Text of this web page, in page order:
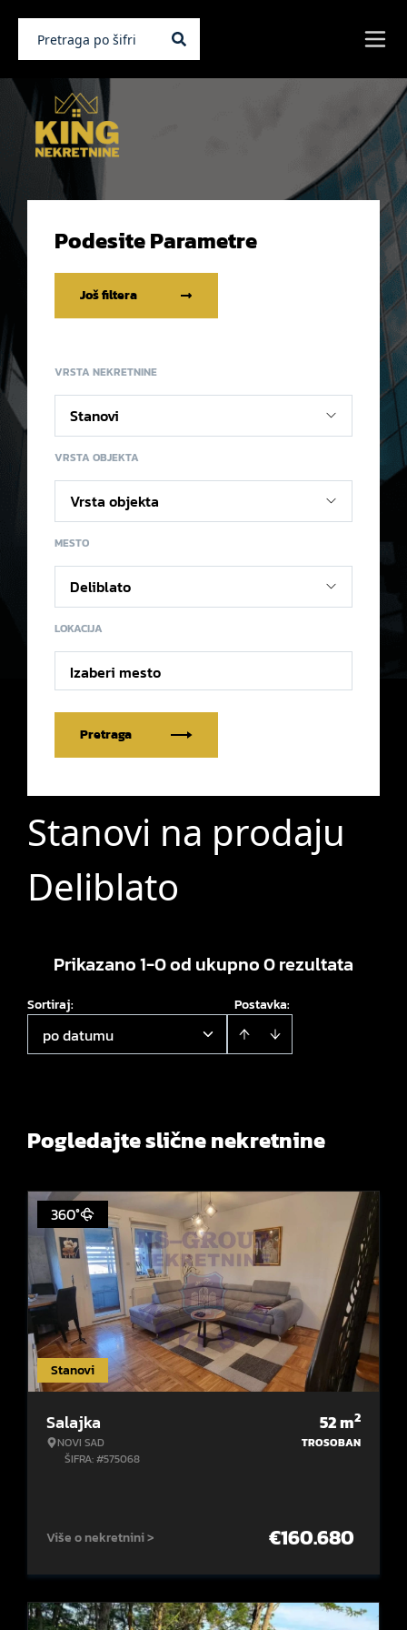
Podesite Parametre
Još filtera
VRSTA NEKRETNINE
VRSTA OBJEKTA
MESTO
LOKACIJA
Izaberi mesto
Pretraga
Stanovi na prodaju
Deliblato
Prikazano 1-0 od ukupno 0 rezultata
Postavka:
Sortiraj:
po datumu
Pogledajte slične nekretnine
Stanovi
360°
Salajka
NOVI SAD
ŠIFRA: #575068
52m2
TROSOBAN
Više o nekretnini > €160.680